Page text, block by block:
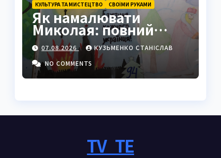
КУЛЬТУРА ТА МИСТЕЦТВО СВОЇМИ РУКАМИ
Як намалювати
Миколая: повний
покроковий гайд з
секретами майстрів
07.08.2026
КУЗЬМЕНКО СТАНІСЛАВ
NO COMMENTS
TV_TE